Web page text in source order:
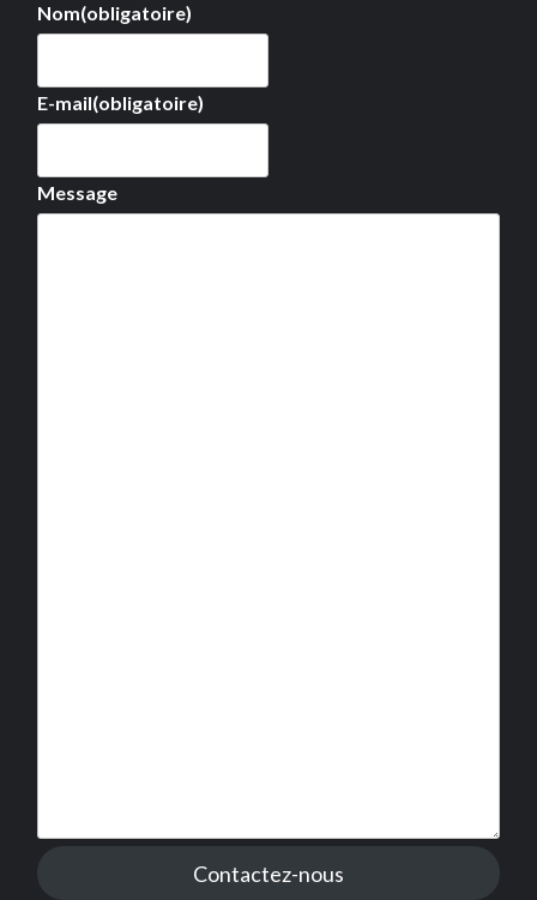
Nom(obligatoire)
E-mail(obligatoire)
Message
Contactez-nous